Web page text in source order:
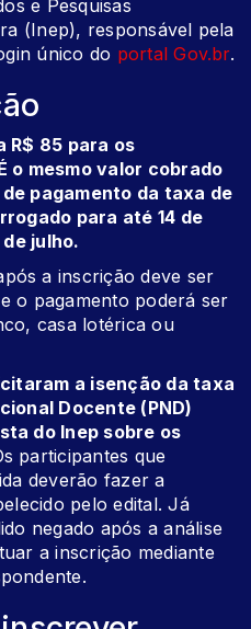
e Pesquisas
(Inep), responsável pela
único do portal Gov.br.
R$ 85 para os
o mesmo valor cobrado
pagamento da taxa de
para até 14 de
julho.
a inscrição deve ser
o pagamento poderá ser
casa lotérica ou
a isenção da taxa
Docente (PND)
do Inep sobre os
participantes que
deverão fazer a
pelo edital. Já
negado após a análise
a inscrição mediante